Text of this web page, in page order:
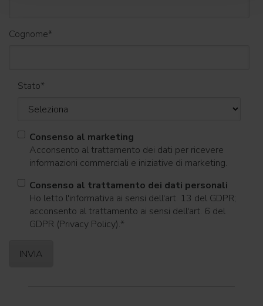
Cognome*
Stato*
Consenso al marketing
Acconsento al trattamento dei dati per ricevere
informazioni commerciali e iniziative di marketing.
Consenso al trattamento dei dati personali
Ho letto l'informativa ai sensi dell'art. 13 del GDPR;
acconsento al trattamento ai sensi dell'art. 6 del
GDPR (Privacy Policy).*